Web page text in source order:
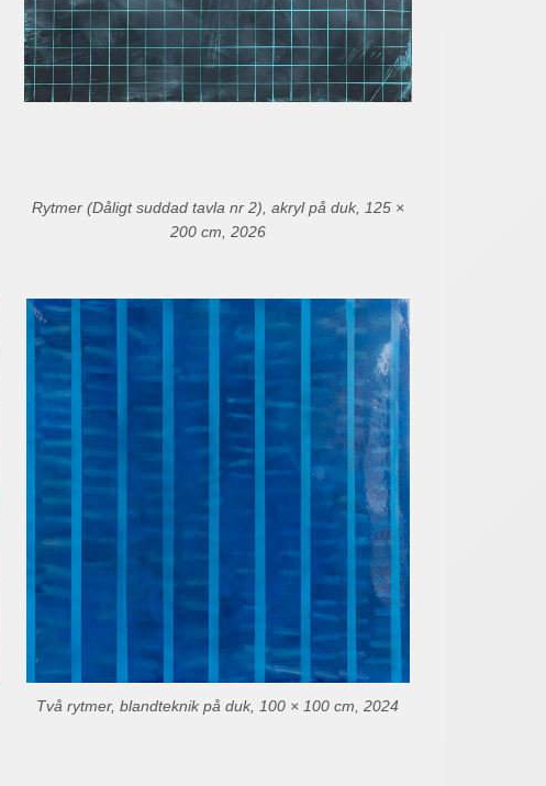
Rytmer (Dåligt suddad tavla nr 2), akryl på duk, 125 ×
200 cm, 2026
Två rytmer, blandteknik på duk, 100 × 100 cm, 2024